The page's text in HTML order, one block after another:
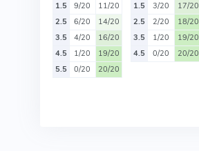
1.5
9/20
11/20
2.5
6/20
14/20
3.5
4/20
16/20
4.5
1/20
19/20
5.5
0/20 20/20
1.5
3/20
17/20
2.5
2/20
18/20
3.5
1/20
19/20
4.5
0/20 20/20